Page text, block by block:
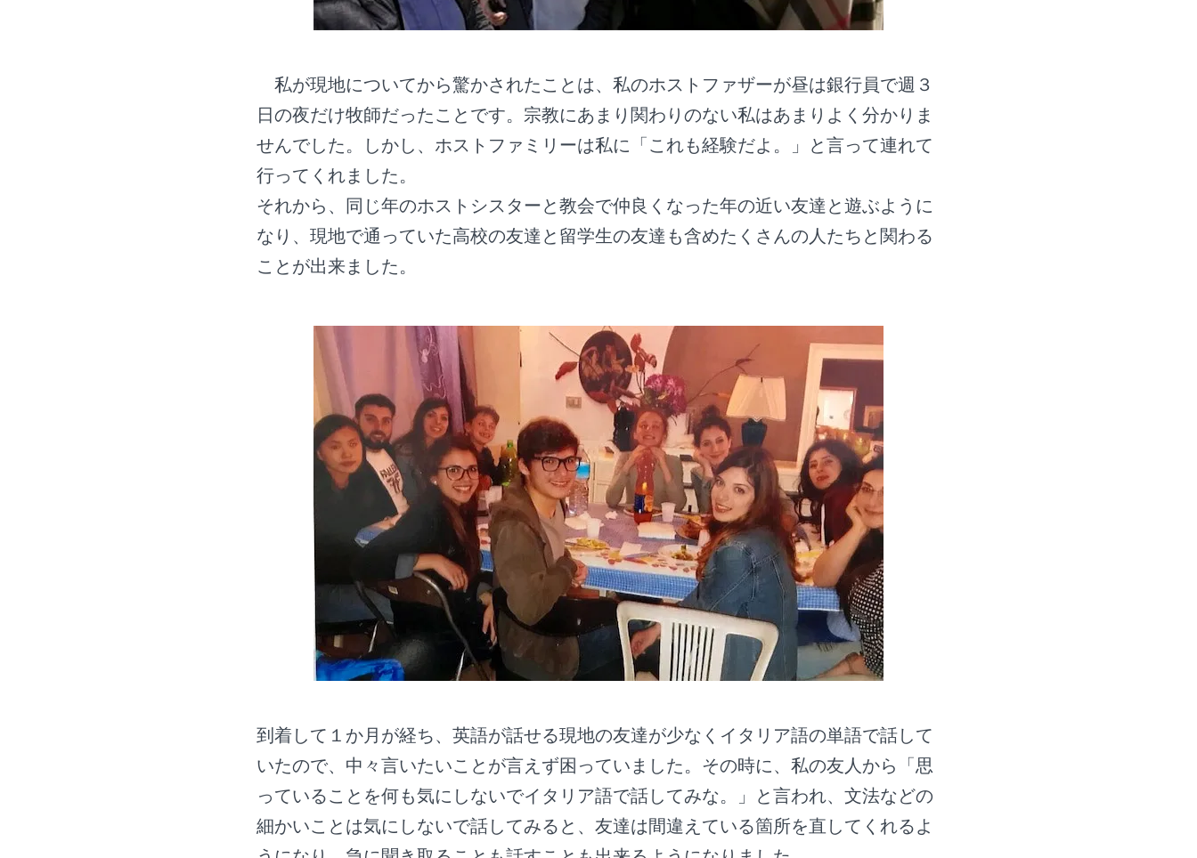
私が現地についてから驚かされたことは、私のホストファザーが昼は銀行員で週３
日の夜だけ牧師だったことです。宗教にあまり関わりのない私はあまりよく分かりま
せんでした。しかし、ホストファミリーは私に「これも経験だよ。」と言って連れて
行ってくれました。
それから、同じ年のホストシスターと教会で仲良くなった年の近い友達と遊ぶように
なり、現地で通っていた高校の友達と留学生の友達も含めたくさんの人たちと関わる
ことが出来ました。
到着して１か月が経ち、英語が話せる現地の友達が少なくイタリア語の単語で話して
いたので、中々言いたいことが言えず困っていました。その時に、私の友人から「思
っていることを何も気にしないでイタリア語で話してみな。」と言われ、文法などの
細かいことは気にしないで話してみると、友達は間違えている箇所を直してくれるよ